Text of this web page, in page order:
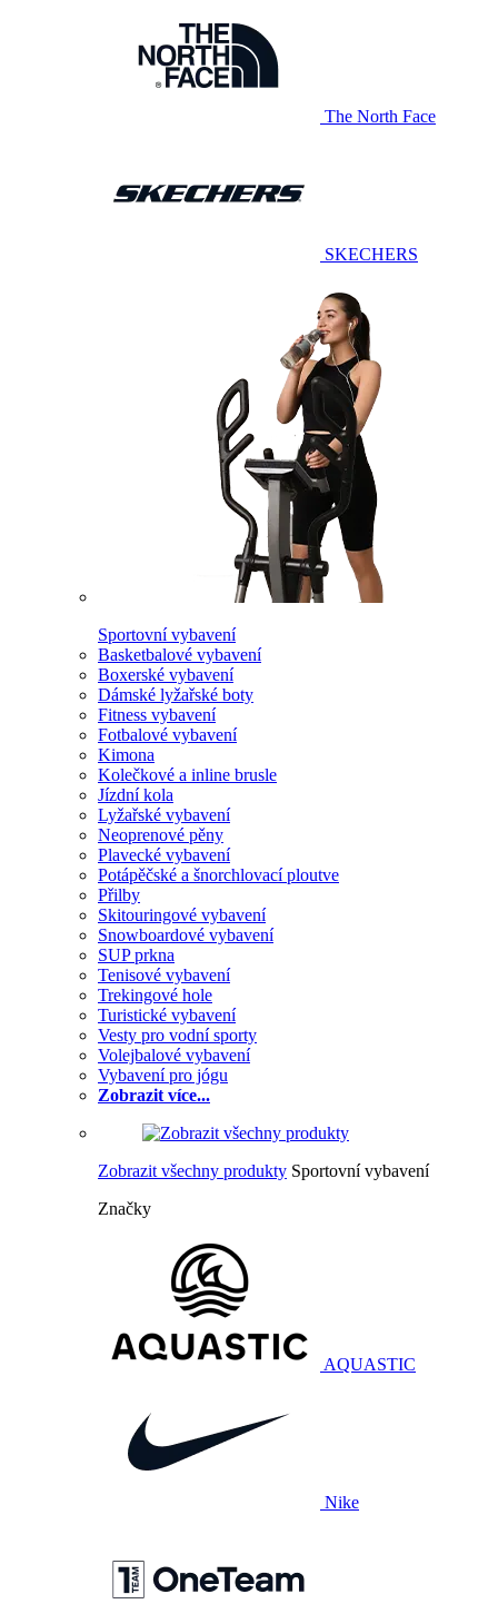
The North Face
SKECHERS
Sportovní vybavení
Basketbalové vybavení
Boxerské vybavení
Dámské lyžařské boty
Fitness vybavení
Fotbalové vybavení
Kimona
Kolečkové a inline brusle
Jízdní kola
Lyžařské vybavení
Neoprenové pěny
Plavecké vybavení
Potápěčské a šnorchlovací ploutve
Přilby
Skitouringové vybavení
Snowboardové vybavení
SUP prkna
Tenisové vybavení
Trekingové hole
Turistické vybavení
Vesty pro vodní sporty
Volejbalové vybavení
Vybavení pro jógu
Zobrazit více...
Zobrazit všechny produkty Sportovní vybavení
Značky
AQUASTIC
Nike